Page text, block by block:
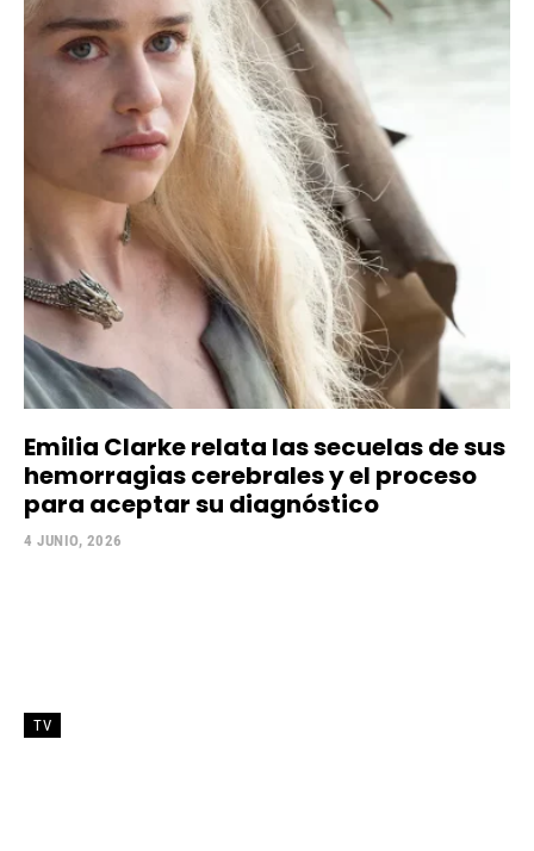
Emilia Clarke relata las secuelas de sus
hemorragias cerebrales y el proceso
para aceptar su diagnóstico
4 JUNIO, 2026
TV